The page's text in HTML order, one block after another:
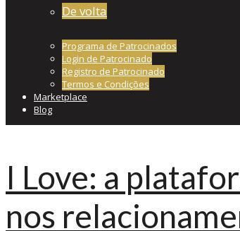
De volta
Programa de Patrocinados
Login de Patrocinado
Registro de Patrocinado
Termos e Condições
Marketplace
Blog
I Love: a
nos